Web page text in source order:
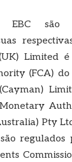
EBC são
Limited
(FCA)
Pty
regulados